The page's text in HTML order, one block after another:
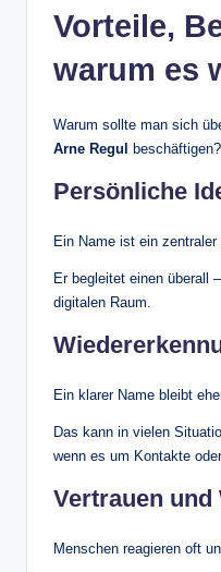
Vorteile,
warum es
Warum sollte man sich
Arne Regul beschäftigen?
Persönliche
Ein Name ist ein
Er begleitet einen überall
digitalen Raum.
Ein klarer Name bleibt
Das kann in vielen
wenn es um Kontakte
Vertrauen und
Menschen reagieren oft